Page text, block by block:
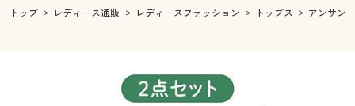
レディースファッション
インナー・下着通販すべて
メンズ
メンズファッション
寝具・インテリア・家具
ジュニア・ティーンズ下着
寝具・インテリア・家具通販すべて
トップ レディース通販 レディースファッション トップス アンサン